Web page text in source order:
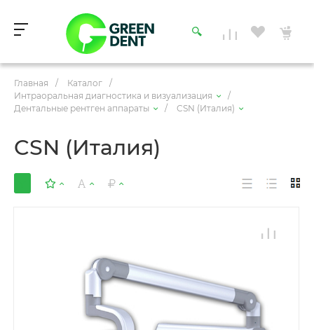
Главная / Каталог
/
Интраоральная диагностика и визуализация
/
Дентальные рентген аппараты
/ CSN (Италия)
CSN (Италия)